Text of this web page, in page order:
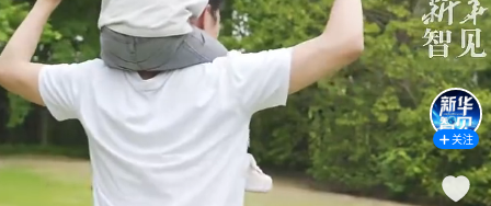
关注